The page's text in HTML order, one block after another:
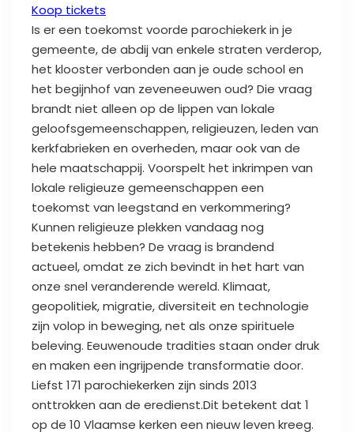
Koop tickets
Is er een toekomst voorde parochiekerk in je
gemeente, de abdij van enkele straten verderop,
het klooster verbonden aan je oude school en
het begijnhof van zeveneeuwen oud? Die vraag
brandt niet alleen op de lippen van lokale
geloofsgemeenschappen, religieuzen, leden van
kerkfabrieken en overheden, maar ook van de
hele maatschappij. Voorspelt het inkrimpen van
lokale religieuze gemeenschappen een
toekomst van leegstand en verkommering?
Kunnen religieuze plekken vandaag nog
betekenis hebben? De vraag is brandend
actueel, omdat ze zich bevindt in het hart van
onze snel veranderende wereld. Klimaat,
geopolitiek, migratie, diversiteit en technologie
zijn volop in beweging, net als onze spirituele
beleving. Eeuwenoude tradities staan onder druk
en maken een ingrijpende transformatie door.
Liefst 171 parochiekerken zijn sinds 2013
onttrokken aan de eredienst.Dit betekent dat 1
op de 10 Vlaamse kerken een nieuw leven kreeg.